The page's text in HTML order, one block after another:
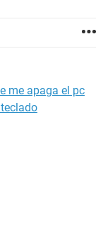
me apaga el pc